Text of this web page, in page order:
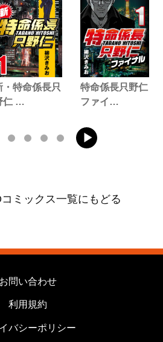
・特命係長只
仁 …
特命係長只野仁
ファイ…
ミックス一覧にもどる
お問い合わせ
利用規約
バシーポリシー